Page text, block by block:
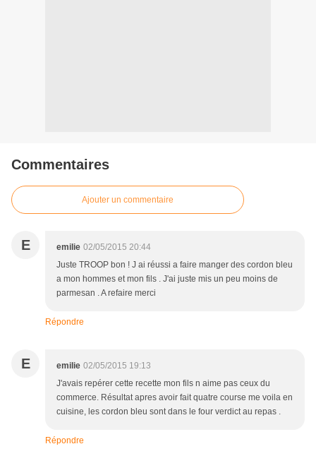
Commentaires
Ajouter un commentaire
E emilie 02/05/2015 20:44
Juste TROOP bon ! J ai réussi a faire manger des cordon bleu
a mon hommes et mon fils . J'ai juste mis un peu moins de
parmesan . A refaire merci
Répondre
E emilie 02/05/2015 19:13
J'avais repérer cette recette mon fils n aime pas ceux du
commerce. Résultat apres avoir fait quatre course me voila en
cuisine, les cordon bleu sont dans le four verdict au repas .
Répondre